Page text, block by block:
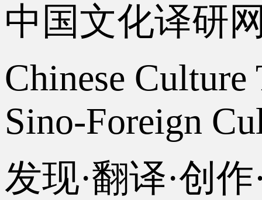
中国文化译研
Chinese
Sino-Foreign
发现·翻译·创